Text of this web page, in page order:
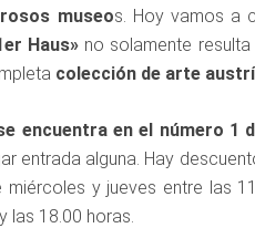
museos. Hoy vamos a
Haus»no solamente resulta
colección de arte
encuentra en el número 1
entrada alguna. Hay
miércoles y jueves entre las
las 18.00 horas.